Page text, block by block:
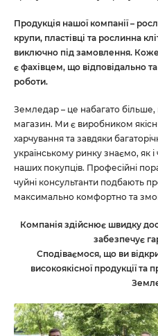
Продукція нашої компанії –
крупи, пластівці та рослинна
виключно під замовлення.
є фахівцем, що відповідально
роботи.
Земледар – це набагато більше,
магазин. Ми є виробником
харчування та завдяки
українському ринку знаємо, як
наших покупців. Професійні
чуйні консультанти подбають
максимально комфортно та
Компанія здійснює швидку
забезпечує
Сподіваємося, що ви
високоякісної продукції